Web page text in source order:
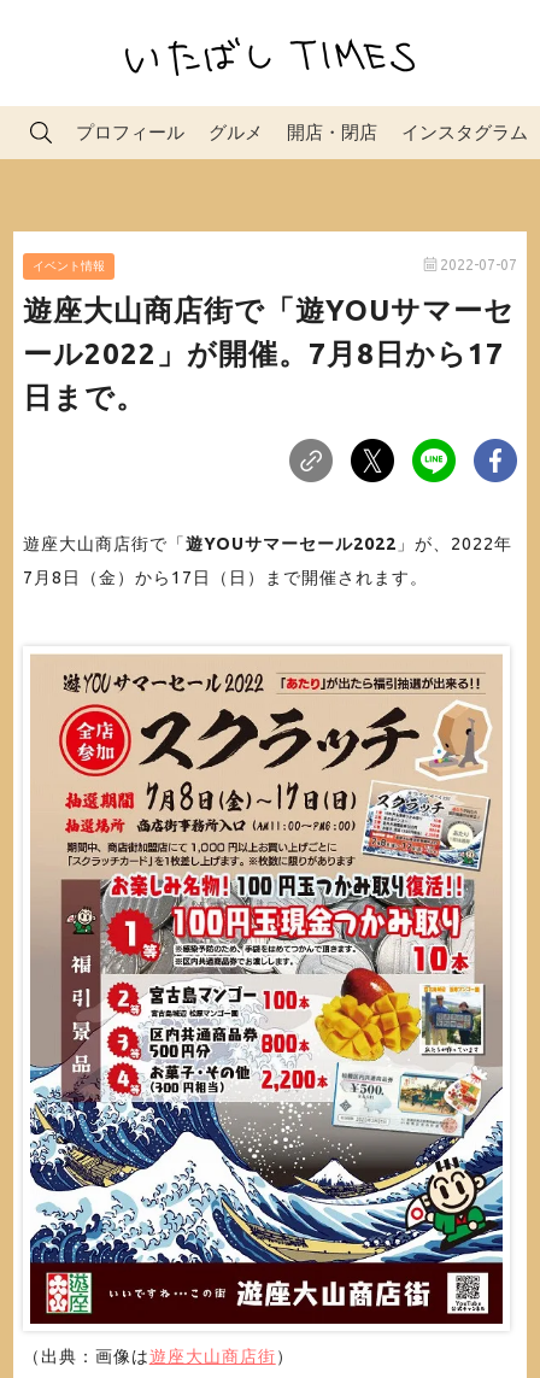
プロフィール グルメ 開店・閉店 インスタグラム
イベント情報 2022-07-07
遊座大山商店街で「遊YOUサマーセ
ール2022」が開催。7月8日から17
日まで。
遊座大山商店街で「遊YOUサマーセール2022 」が、2022年
7月8日（金）から17日（日）まで開催されます。
（出典：画像は遊座大山商店街）